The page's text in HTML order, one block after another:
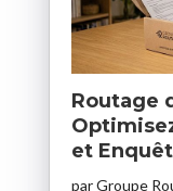
Routage
et
parGroupe